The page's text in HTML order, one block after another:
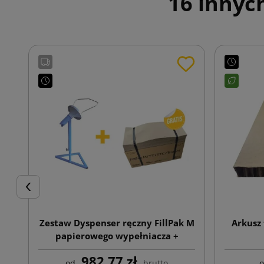
Poprzedni
Zestaw Dyspenser ręczny FillPak M
papierowego wypełniacza +
Papierowy wypełniacz Greenline
70g 350x380